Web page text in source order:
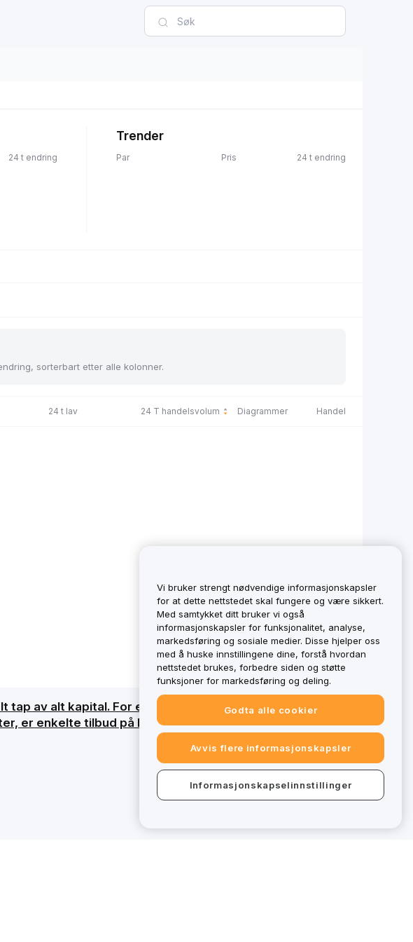
24 t endring
Trender
Par Pris 24 t endring
sorterbart etter alle kolonner.
24 t lav 24 T handelsvolum Diagrammer Handel
av alt kapital. For en detaljert oversikt, se vår
er enkelte tilbud på bybit.eu utenfor MiCAR-regulatorisk
Vi bruker strengt nødvendige informasjonskapsler
for at dette nettstedet skal fungere og være sikkert.
Med samtykket ditt bruker vi også
informasjonskapsler for funksjonalitet, analyse,
markedsføring og sosiale medier. Disse hjelper oss
med å huske innstillingene dine, forstå hvordan
nettstedet brukes, forbedre siden og støtte
funksjoner for markedsføring og deling.
Godta alle cookier
Avvis flere informasjonskapsler
Informasjonskapselinnstillinger